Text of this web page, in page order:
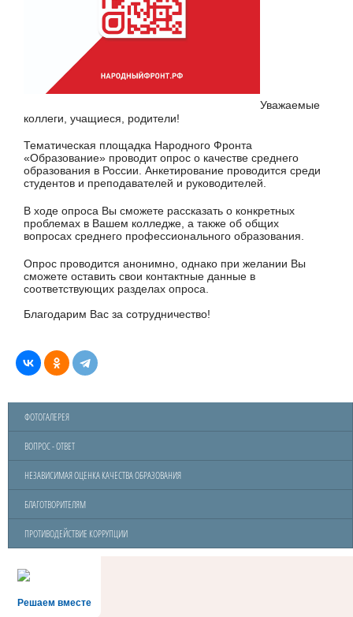
Уважаемые
коллеги, учащиеся, родители!
Тематическая площадка Народного Фронта
«Образование» проводит опрос о качестве среднего
образования в России. Анкетирование проводится среди
студентов и преподавателей и руководителей.
В ходе опроса Вы сможете рассказать о конкретных
проблемах в Вашем колледже, а также об общих
вопросах среднего профессионального образования.
Опрос проводится анонимно, однако при желании Вы
сможете оставить свои контактные данные в
соответствующих разделах опроса.
Благодарим Вас за сотрудничество!
ФОТОГАЛЕРЕЯ
ВОПРОС - ОТВЕТ
НЕЗАВИСИМАЯ ОЦЕНКА КАЧЕСТВА ОБРАЗОВАНИЯ
БЛАГОТВОРИТЕЛЯМ
ПРОТИВОДЕЙСТВИЕ КОРРУПЦИИ
Решаем вместе